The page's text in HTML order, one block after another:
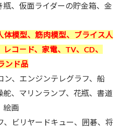
瓶、仮面ライダーの貯金箱、金
体模型、筋肉模型、ブライス人
コ－ド、家電、TV、CD、
ンド品
ン、エンジンテレグラフ、船
舵、マリンランプ、花瓶、書道
絵画
、ビリヤードキュー、囲碁、将